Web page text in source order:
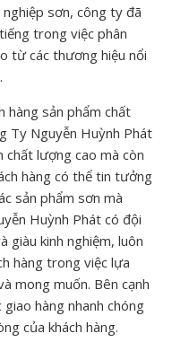
sơn, công ty đã
trong việc phân
từ các thương hiệu nổi
hàng sản phẩm chất
Ty Nguyễn Huỳnh Phát
chất lượng cao mà còn
hàng có thể tin tưởng
sản phẩm sơn mà
Huỳnh Phát có đội
giàu kinh nghiệm, luôn
hàng trong việc lựa
mong muốn. Bên cạnh
hàng nhanh chóng
của khách hàng.